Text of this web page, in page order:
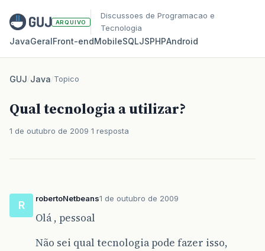
ARQUIVO
Discussoes de Programacao e
Tecnologia
JavaGeralFront‑endMobileSQLJSPHPAndroid
GUJ/Java/Topico
Qual tecnologia a utilizar?
1 de outubro de 2009 1 resposta
R
robertoNetbeans1 de outubro de 2009
Olá , pessoal
Não sei qual tecnologia pode fazer isso,